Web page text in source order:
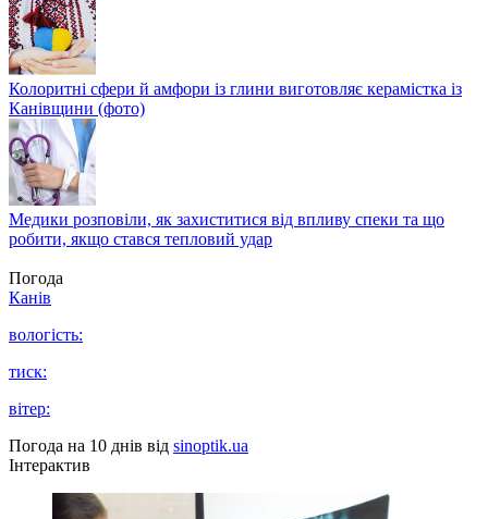
Колоритні сфери й амфори із глини виготовляє керамістка із
Канівщини (фото)
Медики розповіли, як захиститися від впливу спеки та що
робити, якщо стався тепловий удар
Погода
Канів
вологість:
тиск:
вітер:
Погода на 10 днів від sinoptik.ua
Інтерактив